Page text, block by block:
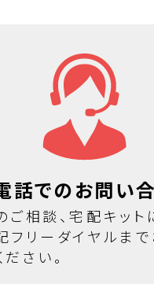
話でのお問い
ご相談、宅配キット
フリーダイヤルま
さい。